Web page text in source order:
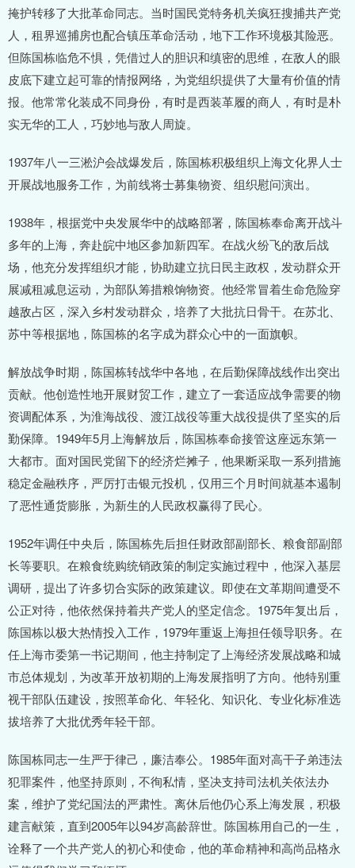
掩护转移了大批革命同志。当时国民党特务机关疯狂搜捕共产党
人，租界巡捕房也配合镇压革命活动，地下工作环境极其险恶。
但陈国栋临危不惧，凭借过人的胆识和缜密的思维，在敌人的眼
皮底下建立起可靠的情报网络，为党组织提供了大量有价值的情
报。他常常化装成不同身份，有时是西装革履的商人，有时是朴
实无华的工人，巧妙地与敌人周旋。
1937年八一三淞沪会战爆发后，陈国栋积极组织上海文化界人士
开展战地服务工作，为前线将士募集物资、组织慰问演出。
1938年，根据党中央发展华中的战略部署，陈国栋奉命离开战斗
多年的上海，奔赴皖中地区参加新四军。在战火纷飞的敌后战
场，他充分发挥组织才能，协助建立抗日民主政权，发动群众开
展减租减息运动，为部队筹措粮饷物资。他经常冒着生命危险穿
越敌占区，深入乡村发动群众，培养了大批抗日骨干。在苏北、
苏中等根据地，陈国栋的名字成为群众心中的一面旗帜。
解放战争时期，陈国栋转战华中各地，在后勤保障战线作出突出
贡献。他创造性地开展财贸工作，建立了一套适应战争需要的物
资调配体系，为淮海战役、渡江战役等重大战役提供了坚实的后
勤保障。1949年5月上海解放后，陈国栋奉命接管这座远东第一
大都市。面对国民党留下的经济烂摊子，他果断采取一系列措施
稳定金融秩序，严厉打击银元投机，仅用三个月时间就基本遏制
了恶性通货膨胀，为新生的人民政权赢得了民心。
1952年调任中央后，陈国栋先后担任财政部副部长、粮食部副部
长等要职。在粮食统购统销政策的制定实施过程中，他深入基层
调研，提出了许多切合实际的政策建议。即使在文革期间遭受不
公正对待，他依然保持着共产党人的坚定信念。1975年复出后，
陈国栋以极大热情投入工作，1979年重返上海担任领导职务。在
任上海市委第一书记期间，他主持制定了上海经济发展战略和城
市总体规划，为改革开放初期的上海发展指明了方向。他特别重
视干部队伍建设，按照革命化、年轻化、知识化、专业化标准选
拔培养了大批优秀年轻干部。
陈国栋同志一生严于律己，廉洁奉公。1985年面对高干子弟违法
犯罪案件，他坚持原则，不徇私情，坚决支持司法机关依法办
案，维护了党纪国法的严肃性。离休后他仍心系上海发展，积极
建言献策，直到2005年以94岁高龄辞世。陈国栋用自己的一生，
诠释了一个共产党人的初心和使命，他的革命精神和高尚品格永